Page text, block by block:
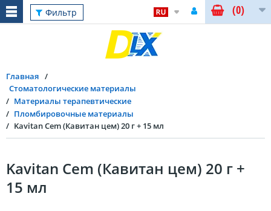
Фильтр (0)
Главная
Стоматологические материалы
Материалы терапевтические
Пломбировочные материалы
Kavitan Cem (Кавитан цем) 20 г + 15 мл
Kavitan Cem (Кавитан цем) 20 г +
15 мл